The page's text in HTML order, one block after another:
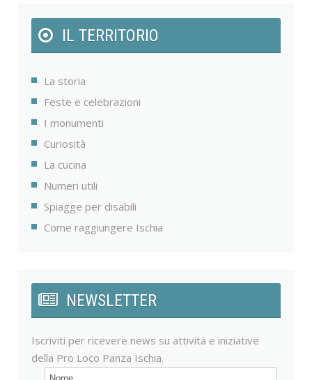
IL TERRITORIO
La storia
Feste e celebrazioni
I monumenti
Curiosità
La cucina
Numeri utili
Spiagge per disabili
Come raggiungere Ischia
NEWSLETTER
Iscriviti per ricevere news su attività e iniziative
della Pro Loco Panza Ischia.